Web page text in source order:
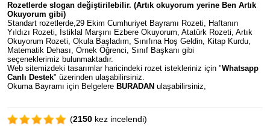
Rozetlerde slogan değiştirilebilir. (Artık okuyorum yerine Ben Artık
Okuyorum gibi)
Standart rozetlerde,29 Ekim Cumhuriyet Bayramı Rozeti, Haftanın
Yıldızı Rozeti, İstiklal Marşını Ezbere Okuyorum, Atatürk Rozeti, Artık
Okuyorum Rozeti, Okula Başladım, Sınıfına Hoş Geldin, Kitap Kurdu,
Matematik Dehası, Örnek Öğrenci, Sınıf Başkanı gibi
seçeneklerimiz bulunmaktadır.
Web sitemizdeki tasarımlar haricindeki rozet istekleriniz için "Whatsapp
Canlı Destek" üzerinden ulaşabilirsiniz.
Okuma Bayramı için Belgelere BURADAN ulaşabilirsiniz,
(2150 kez incelendi)